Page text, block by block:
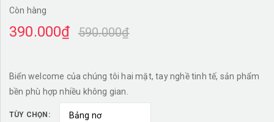
Còn hàng
390.000₫ 590.000₫
Biển welcome của chúng tôi hai mặt, tay nghề tinh tế, sản phẩm
bền phù hợp nhiều không gian.
TÙY CHỌN: